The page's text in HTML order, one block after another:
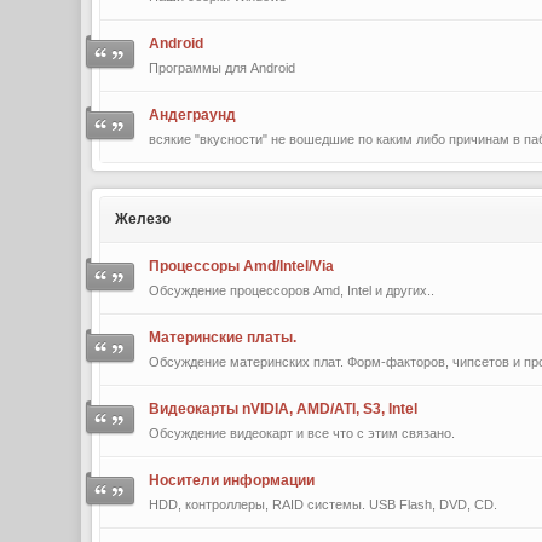
Android
Программы для Android
Андеграунд
всякие "вкусности" не вошедшие по каким либо причинам в
Железо
Процессоры Amd/Intel/Via
Обсуждение процессоров Amd, Intel и других..
Материнские платы.
Обсуждение материнских плат. Форм-факторов, чипсетов и
Видеокарты nVIDIA, AMD/ATI, S3, Intel
Обсуждение видеокарт и все что с этим связано.
Носители информации
HDD, контроллеры, RAID системы. USB Flash, DVD, CD.